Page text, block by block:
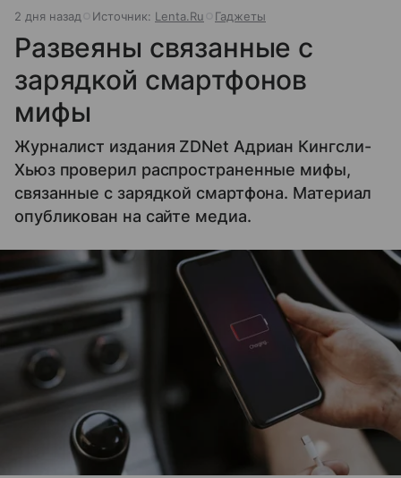
2 дня назад Источник: Lenta.Ru Гаджеты
Развеяны связанные с
зарядкой смартфонов
мифы
Журналист издания ZDNet Адриан Кингсли-
Хьюз проверил распространенные мифы,
связанные с зарядкой смартфона. Материал
опубликован на сайте медиа.